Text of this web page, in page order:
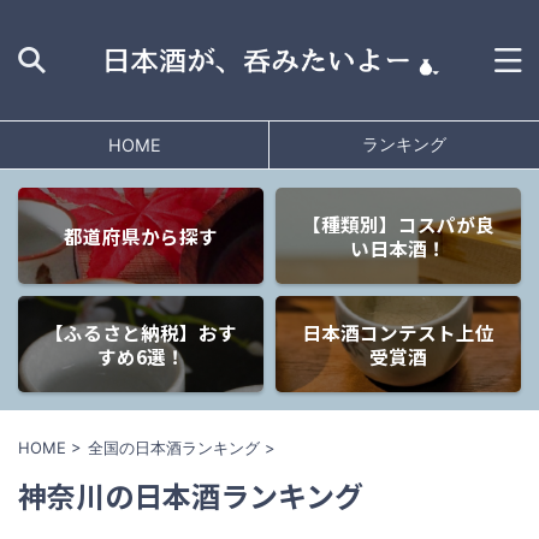
HOME ランキング
都道府県から探す
【種類別】コスパが良
い日本酒！
【ふるさと納税】おす
すめ6選！
日本酒コンテスト上位
受賞酒
HOME > 全国の日本酒ランキング >
神奈川の日本酒ランキング